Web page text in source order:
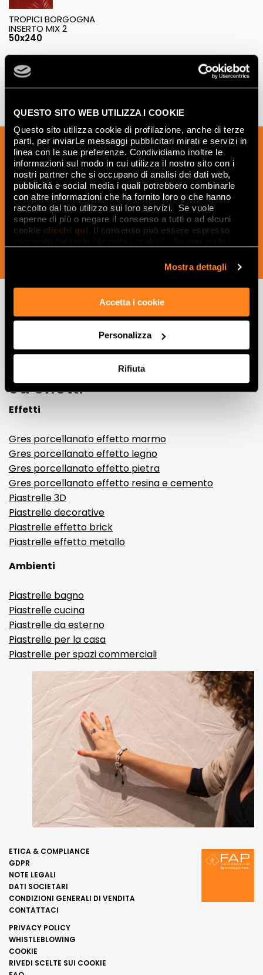
QUESTO SITO WEB UTILIZZA I COOKIE
Questo sito utilizza cookie di profilazione, anche di terze
parti, per inviarLe messaggi pubblicitari mirati e servizi in
linea con le sue preferenze. Condividiamo inoltre le
informazioni sul modo in cui utilizza il nostro sito con i
nostri partner che si occupano di analisi dei dati web,
pubblicità e social media i quali potrebbero combinarle
con altre informazioni che ha fornito loro o che hanno
raccolto dal tuo utilizzo sui loro servizi. Se vuole
saperne di più o negare il consenso a tutti o ad alcuni
cookie clicchi qui. Il consenso può essere espresso
Mostra dettagli
Accetta i cookie
Personalizza
Rifiuta
TROPICI BORGOGNA
INSERTO MIX 2
50x240
Iscriviti alla nostra newsletter per essere
sempre aggiornato sulle novità e
ricevere idee, consigli e suggerimenti
del mondo della ceramica e dell’interior
design.
Lasciati
ispirare
ed effetti
Effetti
Gres porcellanato effetto marmo
Gres porcellanato effetto legno
Gres porcellanato effetto pietra
Gres porcellanato effetto resina e cemento
Piastrelle 3D
Piastrelle decorative
Piastrelle effetto brick
Piastrelle effetto metallo
Ambienti
Piastrelle bagno
Piastrelle cucina
Piastrelle da esterno
Piastrelle per la casa
Piastrelle per spazi commerciali
ETICA & COMPLIANCE
GDPR
NOTE LEGALI
DATI SOCIETARI
CONDIZIONI GENERALI DI VENDITA
CONTATTACI
PRIVACY POLICY
WHISTLEBLOWING
COOKIE
RIVEDI SCELTE SUI COOKIE